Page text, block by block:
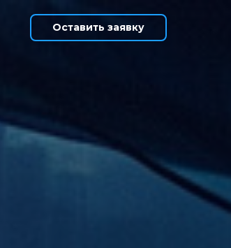
Оставить заявку